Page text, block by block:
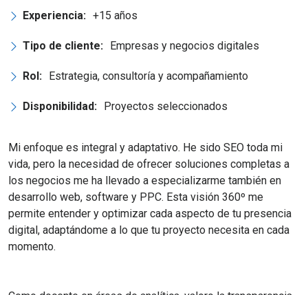
Experiencia: +15 años
Tipo de cliente: Empresas y negocios digitales
Rol: Estrategia, consultoría y acompañamiento
Disponibilidad: Proyectos seleccionados
Mi enfoque es integral y adaptativo. He sido SEO toda mi
vida, pero la necesidad de ofrecer soluciones completas a
los negocios me ha llevado a especializarme también en
desarrollo web, software y PPC. Esta visión 360º me
permite entender y optimizar cada aspecto de tu presencia
digital, adaptándome a lo que tu proyecto necesita en cada
momento.